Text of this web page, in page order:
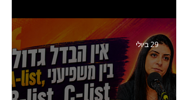
ומנהלת לשעבר של קהילת
היוצרים של טיקטוק
29 ביולי